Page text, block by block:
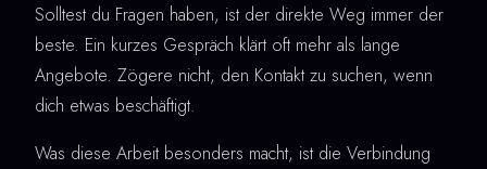
Solltest du Fragen haben, ist der direkte Weg immer der
beste. Ein kurzes Gespräch klärt oft mehr als lange
Angebote. Zögere nicht, den Kontakt zu suchen, wenn
dich etwas beschäftigt.
Was diese Arbeit besonders macht, ist die Verbindung